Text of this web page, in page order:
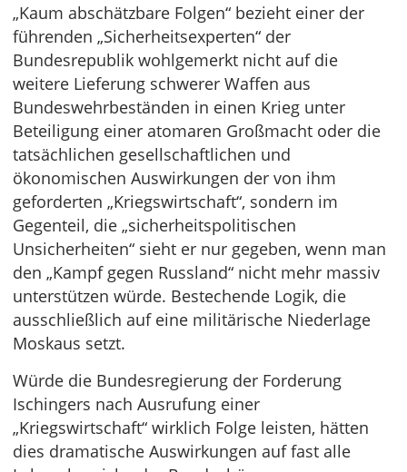
„Kaum abschätzbare Folgen“ bezieht einer der
führenden „Sicherheitsexperten“ der
Bundesrepublik wohlgemerkt nicht auf die
weitere Lieferung schwerer Waffen aus
Bundeswehrbeständen in einen Krieg unter
Beteiligung einer atomaren Großmacht oder die
tatsächlichen gesellschaftlichen und
ökonomischen Auswirkungen der von ihm
geforderten „Kriegswirtschaft“, sondern im
Gegenteil, die „sicherheitspolitischen
Unsicherheiten“ sieht er nur gegeben, wenn man
den „Kampf gegen Russland“ nicht mehr massiv
unterstützen würde. Bestechende Logik, die
ausschließlich auf eine militärische Niederlage
Moskaus setzt.
Würde die Bundesregierung der Forderung
Ischingers nach Ausrufung einer
„Kriegswirtschaft“ wirklich Folge leisten, hätten
dies dramatische Auswirkungen auf fast alle